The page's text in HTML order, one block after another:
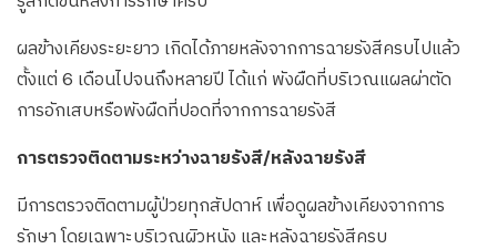
ผลข้างเคียงระยะยาว เกิดได้ภายหลังจากการฉายรังสีครบไปแล้ว
ตั้งแต่ 6 เดือนไปจนถึงหลายปี ได้แก่ พังผืดที่บริเวณแผลผ่าตัด
การอักเสบหรือพังผืดที่ปอดที่จากการฉายรังสี
การตรวจติดตามระหว่างฉายรังสี/หลังฉายรังสี
มีการตรวจติดตามผู้ป่วยทุกสัปดาห์ เพื่อดูผลข้างเคียงจากการ
รักษา โดยเฉพาะบริเวณผิวหนัง และหลังฉายรังสีครบ